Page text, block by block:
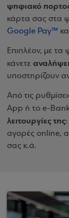
ψηφιακό
κάρτα σας στα
Google Pay™
Επιπλέον, με
κάνετε
υποστηρίζουν
Από τις
App ή το e-
λειτουργίες της
αγορές online,
σας κ.ά.